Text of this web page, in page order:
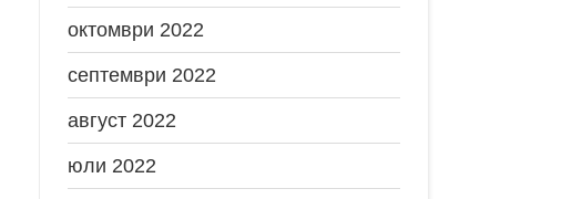
октомври 2022
септември 2022
август 2022
юли 2022